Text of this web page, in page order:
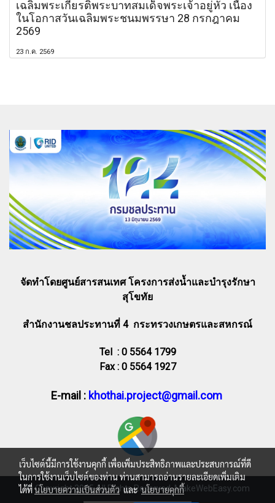
เฉลิมพระเกียรติพระบาทสมเด็จพระเจ้าอยู่หัว เนื่อง
ในโอกาสวันเฉลิมพระชนมพรรษา 28 กรกฎาคม
2569
23 ก.ค. 2569
จัดทำโดยศูนย์สารสนเทศ โครงการส่งน้ำและบำรุงรักษา
สุโขทัย
สำนักงานชลประทานที่ 4 กระทรวงเกษตรและสหกรณ์
Tel : 0 5564 1799
Fax : 0 5564 1927
E-mail : khothai.project@gmail.com
© Copyright 2015 All Rights Reserved. MakeWebEasy.com
เว็บไซต์นี้มีการใช้งานคุกกี้ เพื่อเพิ่มประสิทธิภาพและประสบการณ์ที่ดี
ในการใช้งานเว็บไซต์ของท่าน ท่านสามารถอ่านรายละเอียดเพิ่มเติม
ได้ที่นโยบายความเป็นส่วนตัวและนโยบายคุกกี้